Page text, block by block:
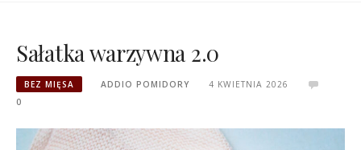
Sałatka warzywna 2.0
BEZ MIĘSA ADDIO POMIDORY
4 KWIETNIA 2026
0